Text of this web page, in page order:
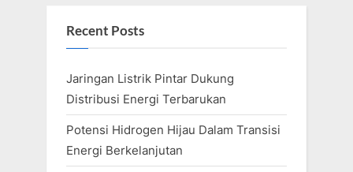
Recent Posts
Jaringan Listrik Pintar Dukung
Distribusi Energi Terbarukan
Potensi Hidrogen Hijau Dalam Transisi
Energi Berkelanjutan